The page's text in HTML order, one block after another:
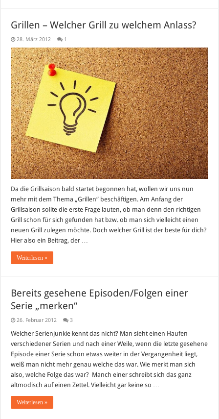
Grillen – Welcher Grill zu welchem Anlass?
28. März 2012 1
Da die Grillsaison bald startet begonnen hat, wollen wir uns nun
mehr mit dem Thema „Grillen“ beschäftigen. Am Anfang der
Grillsaison sollte die erste Frage lauten, ob man denn den richtigen
Grill schon für sich gefunden hat bzw. ob man sich vielleicht einen
neuen Grill zulegen möchte. Doch welcher Grill ist der beste für dich?
Hier also ein Beitrag, der …
Weiterlesen »
Bereits gesehene Episoden/Folgen einer
Serie „merken“
26. Februar 2012 3
Welcher Serienjunkie kennt das nicht? Man sieht einen Haufen
verschiedener Serien und nach einer Weile, wenn die letzte gesehene
Episode einer Serie schon etwas weiter in der Vergangenheit liegt,
weiß man nicht mehr genau welche das war. Wie merkt man sich
also, welche Folge das war? Manch einer schreibt sich das ganz
altmodisch auf einen Zettel. Vielleicht gar keine so …
Weiterlesen »